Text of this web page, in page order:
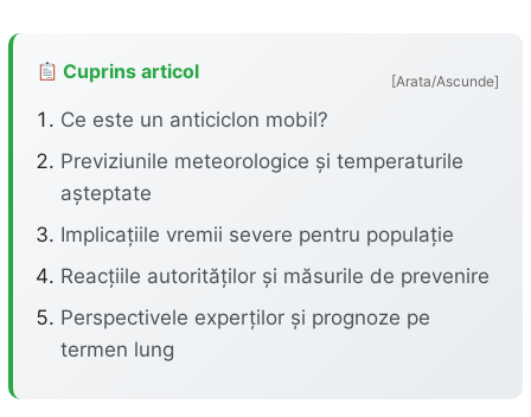
Cuprins articol [Arata/Ascunde]
Ce este un anticiclon mobil?
Previziunile meteorologice și temperaturile
așteptate
Implicațiile vremii severe pentru populație
Reacțiile autorităților și măsurile de prevenire
Perspectivele experților și prognoze pe
termen lung